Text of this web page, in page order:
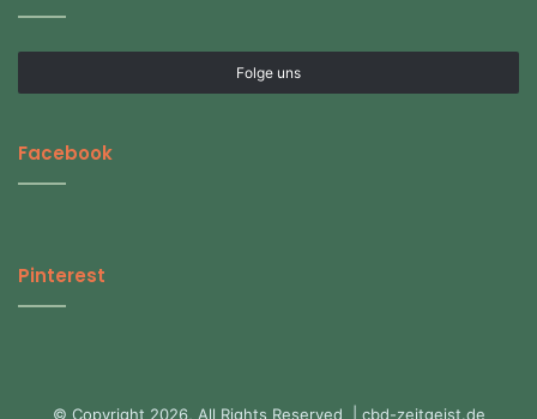
Folge uns
Facebook
Pinterest
© Copyright 2026, All Rights Reserved | cbd-zeitgeist.de